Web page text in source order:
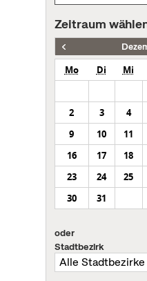
Zeitraum
Mo Di Mi
2
3 4
9
10 11
16
17 18
23
24 25
30
31
oder
Stadtbezirk